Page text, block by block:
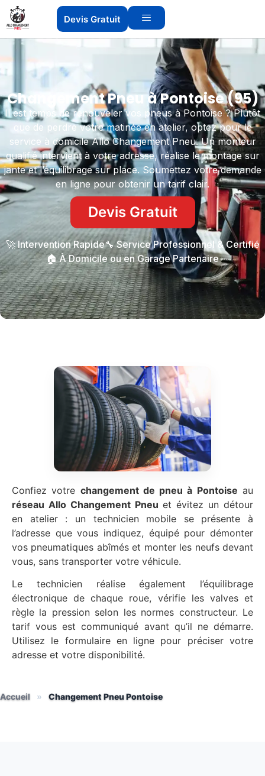
Devis Gratuit
Changement Pneu à Pontoise (95)
Il est temps de renouveler vos pneus à Pontoise ? Plutôt
que de perdre votre matinée en atelier, optez pour le
service à domicile Allo Changement Pneu. Un monteur
qualifié intervient à votre adresse, réalise le montage sur
jante et l’équilibrage sur place. Soumettez votre demande
en ligne pour obtenir un tarif clair.
Devis Gratuit
🚀 Intervention Rapide🔧 Service Professionnel & Certifié
🏠 À Domicile ou en Garage Partenaire
Confiez votre changement de pneu à Pontoise au
réseau Allo Changement Pneu et évitez un détour
en atelier : un technicien mobile se présente à
l’adresse que vous indiquez, équipé pour démonter
vos pneumatiques abîmés et monter les neufs devant
vous, sans transporter votre véhicule.
Le technicien réalise également l’équilibrage
électronique de chaque roue, vérifie les valves et
règle la pression selon les normes constructeur. Le
tarif vous est communiqué avant qu’il ne démarre.
Utilisez le formulaire en ligne pour préciser votre
adresse et votre disponibilité.
Accueil » Changement Pneu Pontoise